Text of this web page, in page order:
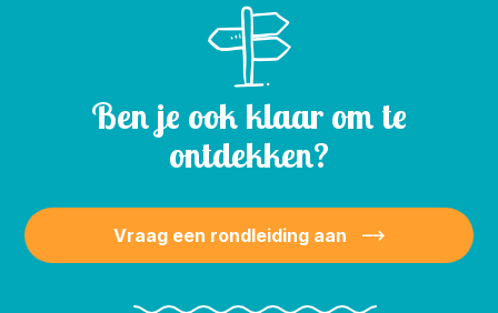
Ben je ook klaar om te
ontdekken?
Vraag een rondleiding aan